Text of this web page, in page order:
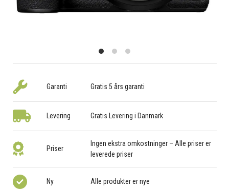
Garanti Gratis 5 års garanti
Levering Gratis Levering i Danmark
Priser
Ingen ekstra omkostninger – Alle priser er
leverede priser
Ny Alle produkter er nye